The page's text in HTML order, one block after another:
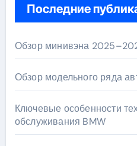
Последние
Обзор минивэна
Обзор модельного ряда
Ключевые особенности
обслуживания BMW